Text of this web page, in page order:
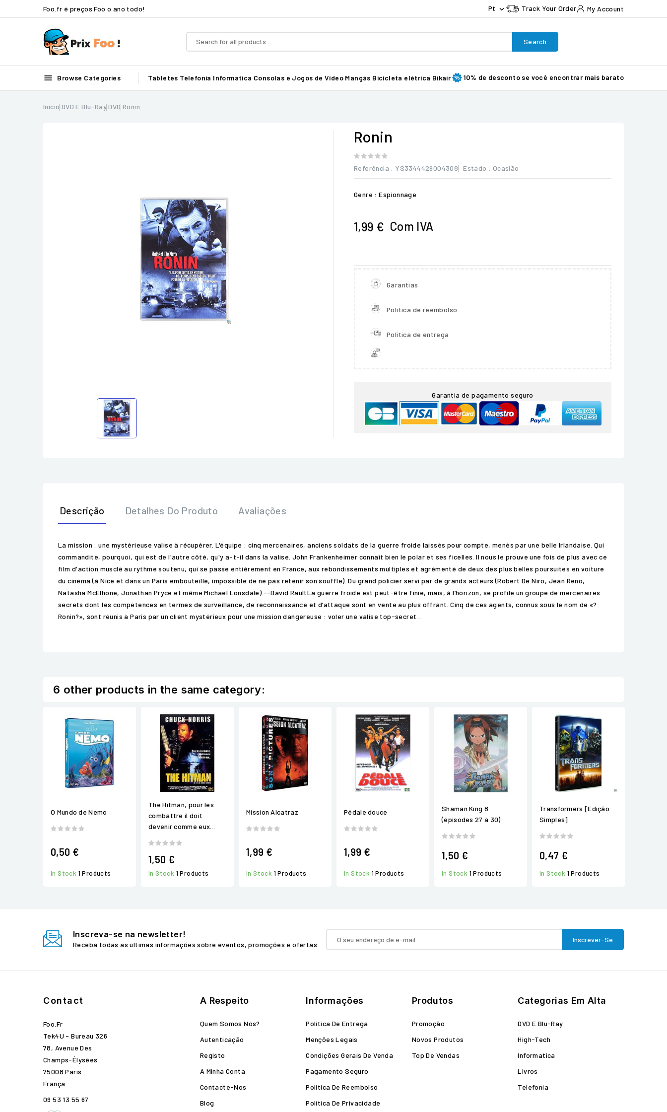
Foo.fr é preços Foo o ano todo! Pt  Track Your Order My Account
Search
 Browse Categories Tabletes Telefonia Informatica Consolas e Jogos de Vídeo Mangás Bicicleta elétrica Bikair 10% de desconto se você encontrar mais barato
Início DVD E Blu-Ray DVD Ronin
Ronin
Referência : YS3344429004308 Estado : Ocasião
Genre : Espionnage
1,99 € Com IVA
Garantias
Política de reembolso
Política de entrega
Garantia de pagamento seguro
Descrição Detalhes Do Produto Avaliações
La mission : une mystérieuse valise à récupérer. L'équipe : cinq mercenaires, anciens soldats de la guerre froide laissés pour compte, menés par une belle Irlandaise. Qui
commandite, pourquoi, qui est de l'autre côté, qu'y a-t-il dans la valise. John Frankenheimer connaît bien le polar et ses ficelles. Il nous le prouve une fois de plus avec ce
film d'action musclé au rythme soutenu, qui se passe entièrement en France, aux rebondissements multiples et agrémenté de deux des plus belles poursuites en voiture
du cinéma (à Nice et dans un Paris embouteillé, impossible de ne pas retenir son souffle). Du grand policier servi par de grands acteurs (Robert De Niro, Jean Reno,
Natasha McElhone, Jonathan Pryce et même Michael Lonsdale).--David RaultLa guerre froide est peut-être finie, mais, à l’horizon, se profile un groupe de mercenaires
secrets dont les compétences en termes de surveillance, de reconnaissance et d’attaque sont en vente au plus offrant. Cinq de ces agents, connus sous le nom de «?
Ronin?», sont réunis à Paris par un client mystérieux pour une mission dangereuse : voler une valise top-secret…
6 other products in the same category:
O Mundo de Nemo
0,50 €
In Stock 1 Products
The Hitman, pour les
combattre il doit
devenir comme eux...
1,50 €
In Stock 1 Products
Mission Alcatraz
1,99 €
In Stock 1 Products
Pédale douce
1,99 €
In Stock 1 Products
Shaman King 8
(épisodes 27 à 30)
1,50 €
In Stock 1 Products
Transformers [Edição
Simples]
0,47 €
In Stock 1 Products
Inscreva-se na newsletter!
Receba todas as últimas informações sobre eventos, promoções e ofertas.
Contact
Foo.fr
Tek4U - Bureau 326
78, Avenue Des
Champs-Élysées
75008 Paris
França
09 53 13 55 67
A Respeito
Quem Somos Nós?
Autenticação
Registo
A Minha Conta
Contacte-Nos
Blog
Informações
Política De Entrega
Menções Legais
Condições Gerais De Venda
Pagamento Seguro
Política De Reembolso
Política De Privacidade
Produtos
Promoção
Novos Produtos
Top De Vendas
Categorias Em Alta
DVD E Blu-Ray
High-Tech
Informatica
Livros
Telefonia